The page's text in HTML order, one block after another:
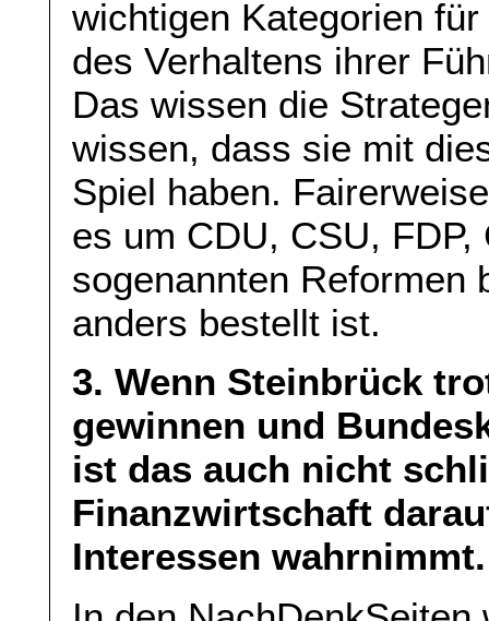
wichtigen Kategorien
des Verhaltens ihrer
Das wissen die
wissen, dass sie mit
Spiel haben.
es um CDU, CSU,
sogenannten Reformen
anders bestellt ist.
3. Wenn Steinbrück
gewinnen und
ist das auch nicht
Finanzwirtschaft
Interessen wahrnimmt.